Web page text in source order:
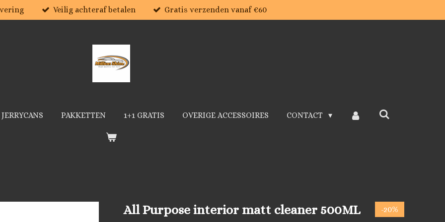
Veilig achteraf betalen Gratis verzenden vanaf €60
JERRYCANS PAKKETTEN 1+1 GRATIS OVERIGE ACCESSOIRES CONTACT
All Purpose interior matt cleaner 500ML -20%